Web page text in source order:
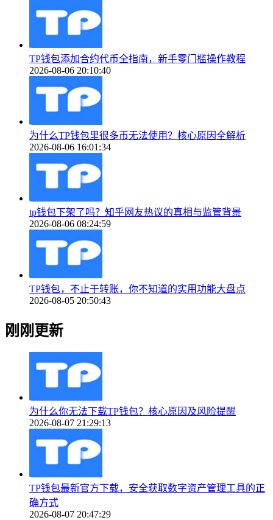
TP钱包添加合约代币全指南，新手零门槛操作教程
2026-08-06 20:10:40
为什么TP钱包里很多币无法使用？核心原因全解析
2026-08-06 16:01:34
tp钱包下架了吗？知乎网友热议的真相与监管背景
2026-08-06 08:24:59
TP钱包，不止于转账，你不知道的实用功能大盘点
2026-08-05 20:50:43
刚刚更新
为什么你无法下载TP钱包？核心原因及风险提醒
2026-08-07 21:29:13
TP钱包最新官方下载，安全获取数字资产管理工具的正
确方式
2026-08-07 20:47:29